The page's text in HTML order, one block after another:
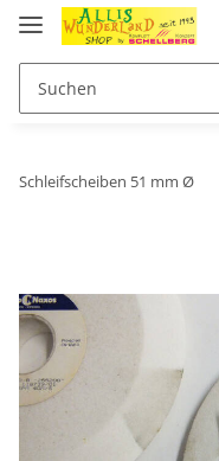
Schleifscheiben 51 mm Ø